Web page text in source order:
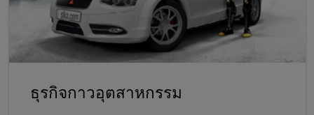
ธุรกิจกาวอุตสาหกรรม